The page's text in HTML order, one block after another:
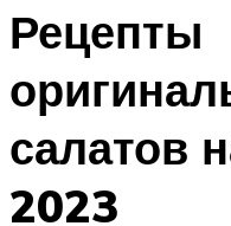
Рецепты
салатов
2023